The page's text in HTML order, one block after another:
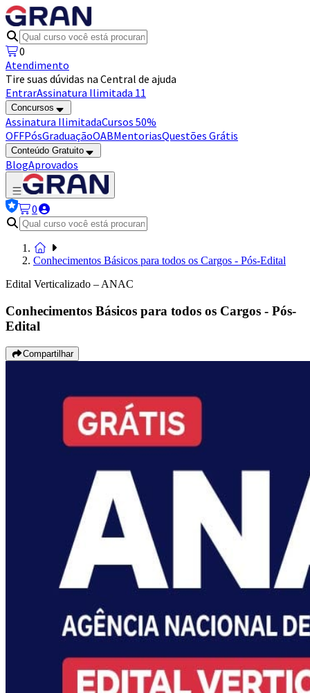
0
Atendimento
Tire suas dúvidas na Central de ajuda
EntrarAssinatura Ilimitada 11
Concursos
Assinatura IlimitadaCursos 50%
OFFPósGraduaçãoOABMentoriasQuestões Grátis
Conteúdo Gratuito
BlogAprovados
0
Conhecimentos Básicos para todos os Cargos - Pós-Edital
Edital Verticalizado – ANAC
Conhecimentos Básicos para todos os Cargos - Pós-
Edital
Compartilhar